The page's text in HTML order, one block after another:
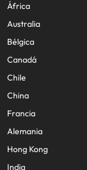
África
Australia
Bélgica
Canadá
Chile
China
Francia
Alemania
Hong Kong
India